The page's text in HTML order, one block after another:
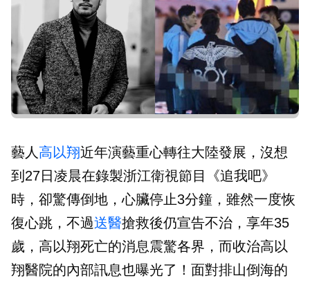
藝人 高以翔近年演藝重心轉往大陸發展，沒想
到27日凌晨在錄製浙江衛視節目《追我吧》
時，卻驚傳倒地，心臟停止3分鐘，雖然一度恢
復心跳，不過送醫搶救後仍宣告不治，享年35
歲，高以翔死亡的消息震驚各界，而收治高以
翔醫院的內部訊息也曝光了！面對排山倒海的